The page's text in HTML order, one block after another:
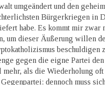
umgeändert und den
Bürgerkriegen in
habe. Es kommt mir zwar
um dieser Äußerung willen
beschuldigen
gegen die eigne Partei
mehr, als die Wiederholung
dennoch muss